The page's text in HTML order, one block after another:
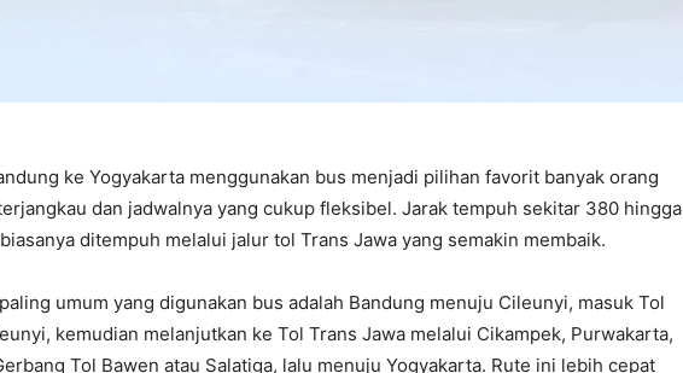
ke Yogyakarta menggunakan bus menjadi pilihan favorit banyak orang
dan jadwalnya yang cukup fleksibel. Jarak tempuh sekitar 380 hingga
ditempuh melalui jalur tol Trans Jawa yang semakin membaik.
umum yang digunakan bus adalah Bandung menuju Cileunyi, masuk Tol
kemudian melanjutkan ke Tol Trans Jawa melalui Cikampek, Purwakarta,
Tol Bawen atau Salatiga, lalu menuju Yogyakarta. Rute ini lebih cepat